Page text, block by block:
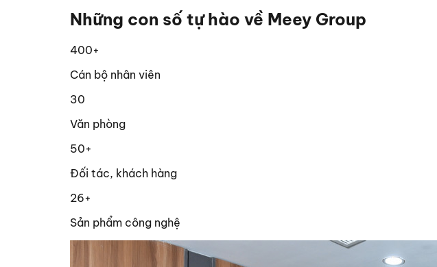
Những con số tự hào về Meey Group
400+
Cán bộ nhân viên
30
Văn phòng
50+
Đối tác, khách hàng
26+
Sản phẩm công nghệ